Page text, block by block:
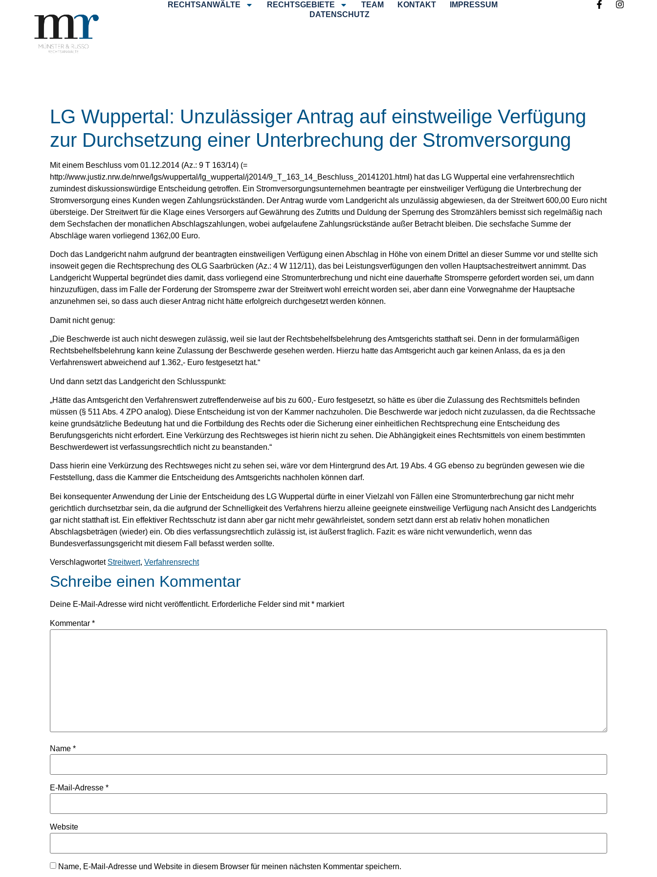
RECHTSANWÄLTE RECHTSGEBIETE TEAM KONTAKT
IMPRESSUM
DATENSCHUTZ
LG Wuppertal: Unzulässiger Antrag auf einstweilige Verfügung
zur Durchsetzung einer Unterbrechung der Stromversorgung
Mit einem Beschluss vom 01.12.2014 (Az.: 9 T 163/14) (=
http://www.justiz.nrw.de/nrwe/lgs/wuppertal/lg_wuppertal/j2014/9_T_163_14_Beschluss_20141201.html) hat das LG Wuppertal eine verfahrensrechtlich
zumindest diskussionswürdige Entscheidung getroffen. Ein Stromversorgungsunternehmen beantragte per einstweiliger Verfügung die Unterbrechung der
Stromversorgung eines Kunden wegen Zahlungsrückständen. Der Antrag wurde vom Landgericht als unzulässig abgewiesen, da der Streitwert 600,00 Euro nicht
übersteige. Der Streitwert für die Klage eines Versorgers auf Gewährung des Zutritts und Duldung der Sperrung des Stromzählers bemisst sich regelmäßig nach
dem Sechsfachen der monatlichen Abschlagszahlungen, wobei aufgelaufene Zahlungsrückstände außer Betracht bleiben. Die sechsfache Summe der
Abschläge waren vorliegend 1362,00 Euro.
Doch das Landgericht nahm aufgrund der beantragten einstweiligen Verfügung einen Abschlag in Höhe von einem Drittel an dieser Summe vor und stellte sich
insoweit gegen die Rechtsprechung des OLG Saarbrücken (Az.: 4 W 112/11), das bei Leistungsverfügungen den vollen Hauptsachestreitwert annimmt. Das
Landgericht Wuppertal begründet dies damit, dass vorliegend eine Stromunterbrechung und nicht eine dauerhafte Stromsperre gefordert worden sei, um dann
hinzuzufügen, dass im Falle der Forderung der Stromsperre zwar der Streitwert wohl erreicht worden sei, aber dann eine Vorwegnahme der Hauptsache
anzunehmen sei, so dass auch dieser Antrag nicht hätte erfolgreich durchgesetzt werden können.
Damit nicht genug:
„Die Beschwerde ist auch nicht deswegen zulässig, weil sie laut der Rechtsbehelfsbelehrung des Amtsgerichts statthaft sei. Denn in der formularmäßigen
Rechtsbehelfsbelehrung kann keine Zulassung der Beschwerde gesehen werden. Hierzu hatte das Amtsgericht auch gar keinen Anlass, da es ja den
Verfahrenswert abweichend auf 1.362,- Euro festgesetzt hat.“
Und dann setzt das Landgericht den Schlusspunkt:
„Hätte das Amtsgericht den Verfahrenswert zutreffenderweise auf bis zu 600,- Euro festgesetzt, so hätte es über die Zulassung des Rechtsmittels befinden
müssen (§ 511 Abs. 4 ZPO analog). Diese Entscheidung ist von der Kammer nachzuholen. Die Beschwerde war jedoch nicht zuzulassen, da die Rechtssache
keine grundsätzliche Bedeutung hat und die Fortbildung des Rechts oder die Sicherung einer einheitlichen Rechtsprechung eine Entscheidung des
Berufungsgerichts nicht erfordert. Eine Verkürzung des Rechtsweges ist hierin nicht zu sehen. Die Abhängigkeit eines Rechtsmittels von einem bestimmten
Beschwerdewert ist verfassungsrechtlich nicht zu beanstanden.“
Dass hierin eine Verkürzung des Rechtsweges nicht zu sehen sei, wäre vor dem Hintergrund des Art. 19 Abs. 4 GG ebenso zu begründen gewesen wie die
Feststellung, dass die Kammer die Entscheidung des Amtsgerichts nachholen können darf.
Bei konsequenter Anwendung der Linie der Entscheidung des LG Wuppertal dürfte in einer Vielzahl von Fällen eine Stromunterbrechung gar nicht mehr
gerichtlich durchsetzbar sein, da die aufgrund der Schnelligkeit des Verfahrens hierzu alleine geeignete einstweilige Verfügung nach Ansicht des Landgerichts
gar nicht statthaft ist. Ein effektiver Rechtsschutz ist dann aber gar nicht mehr gewährleistet, sondern setzt dann erst ab relativ hohen monatlichen
Abschlagsbeträgen (wieder) ein. Ob dies verfassungsrechtlich zulässig ist, ist äußerst fraglich. Fazit: es wäre nicht verwunderlich, wenn das
Bundesverfassungsgericht mit diesem Fall befasst werden sollte.
Verschlagwortet Streitwert, Verfahrensrecht
Schreibe einen Kommentar
Deine E-Mail-Adresse wird nicht veröffentlicht. Erforderliche Felder sind mit* markiert
Kommentar *
Name *
E-Mail-Adresse *
Website
Name, E-Mail-Adresse und Website in diesem Browser für meinen nächsten Kommentar speichern.